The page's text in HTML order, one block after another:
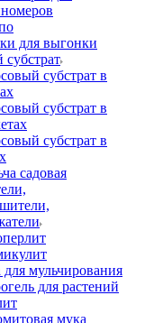
для выгонки
субстрат в
субстрат в
субстрат в
садовая
для мульчирования
для растений
мука